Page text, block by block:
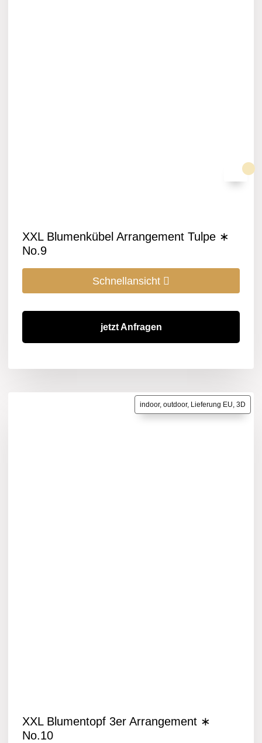
XXL Blumenkübel Arrangement Tulpe ∗
No.9
Schnellansicht
jetzt Anfragen
indoor, outdoor, Lieferung EU, 3D
XXL Blumentopf 3er Arrangement ∗
No.10